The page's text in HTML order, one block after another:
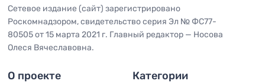
Сетевое издание (сайт) зарегистрировано
Роскомнадзором, свидетельство серия Эл № ФС77-
80505 от 15 марта 2021 г. Главный редактор — Носова
Олеся Вячеславовна.
О проекте Категории